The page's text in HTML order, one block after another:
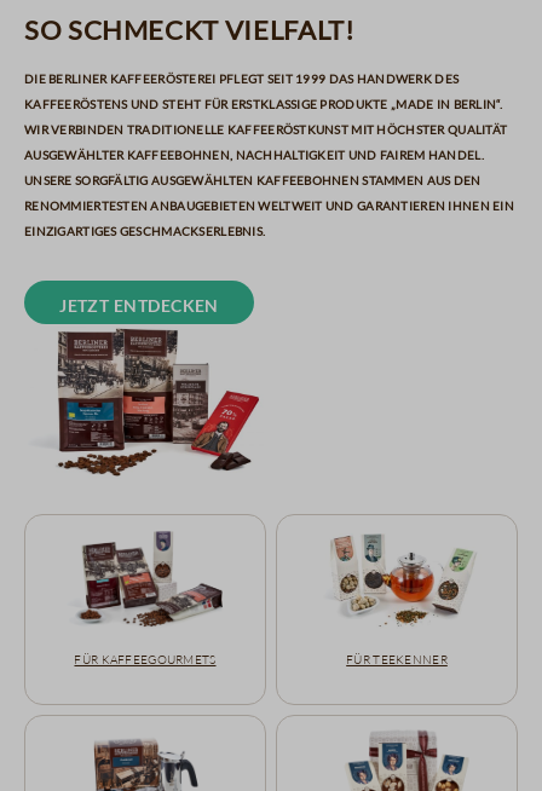
So schmeckt Vielfalt!
Die Berliner Kaffeerösterei pflegt seit 1999 das Handwerk des
Kaffeeröstens und steht für erstklassige Produkte „Made in Berlin“.
Wir verbinden traditionelle Kaffeeröstkunst mit höchster Qualität
ausgewählter Kaffeebohnen, Nachhaltigkeit und fairem Handel.
Unsere sorgfältig ausgewählten Kaffeebohnen stammen aus den
renommiertesten Anbaugebieten weltweit und garantieren Ihnen ein
einzigartiges Geschmackserlebnis.
Jetzt entdecken
Für Kaffeegourmets Für Teekenner